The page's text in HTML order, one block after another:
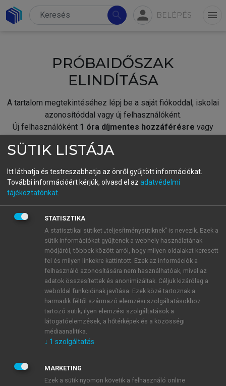
search person BELÉPÉS menu
PRÓBAIDŐSZAK
ELINDÍTÁSA
A tartalom megtekintéséhez lépj be a saját fiókoddal, iskolai
azonosítóddal vagy új felhasználóként.
Új felhasználóként 1 óra díjmentes hozzáférésre vagy
fiókoddal,vagy hozz létre új fiókot.
A regisztráció után apróbaidőszakautomatikusan
BELÉPÉS SAJÁT FIÓKKAL
ÚJ FIÓK LÉTREHOZÁSA
1 óra díjmentes hozzáférés
E-MAIL-CÍM
JELSZÓ
SÜTIK LISTÁJA
Itt láthatja és testreszabhatja az önről gyűjtött információkat.
További információért kérjük, olvasd el az adatvédelmi
tájékoztatónkat
STATISZTIKA
A statisztikai sütiket „teljesítménysütiknek” is nevezik. Ezek a
sütik információkat gyűjtenek a webhely használatának
módjáról, többek között arról, hogy milyen oldalakat keresett
fel és milyen linkekre kattintott. Ezek az információk a
felhasználó azonosítására nem használhatóak, mivel az
adatok összesítettek és anonimizáltak. Céljuk kizárólag a
weboldal funkcióinak javítása. Ezek közé tartoznak a
harmadik féltől származó elemzési szolgáltatásokhoz
tartozó sütik; ilyen elemzési szolgáltatások a
látogatóelemzések, a hőtérképek és a közösségi
médiaanalitika.
↓ 1 szolgáltatás
MARKETING
Ezek a sütik nyomon követik a felhasználó online